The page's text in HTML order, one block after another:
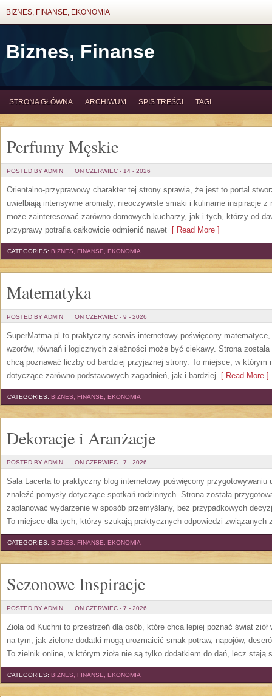
BIZNES, FINANSE, EKONOMIA
Biznes, Finanse
STRONA GŁÓWNA ARCHIWUM SPIS TREŚCI TAGI
Perfumy Męskie
POSTED BY ADMIN ON CZERWIEC - 14 - 2026
Orientalno-przyprawowy charakter tej strony sprawia, że jest to portal
uwielbiają intensywne aromaty, nieoczywiste smaki i kulinarne inspiracje
może zainteresować zarówno domowych kucharzy, jak i tych, którzy od
przyprawy potrafią całkowicie odmienić nawet [ Read More ]
CATEGORIES: BIZNES, FINANSE, EKONOMIA
Matematyka
POSTED BY ADMIN ON CZERWIEC - 9 - 2026
SuperMatma.pl to praktyczny serwis internetowy poświęcony
wzorów, równań i logicznych zależności może być ciekawy. Strona
chcą poznawać liczby od bardziej przyjaznej strony. To miejsce, w którym
dotyczące zarówno podstawowych zagadnień, jak i bardziej [ Read More ]
CATEGORIES: BIZNES, FINANSE, EKONOMIA
Dekoracje i Aranżacje
POSTED BY ADMIN ON CZERWIEC - 7 - 2026
Sala Lacerta to praktyczny blog internetowy poświęcony
znaleźć pomysły dotyczące spotkań rodzinnych. Strona została
zaplanować wydarzenie w sposób przemyślany, bez przypadkowych
To miejsce dla tych, którzy szukają praktycznych odpowiedzi związanych
CATEGORIES: BIZNES, FINANSE, EKONOMIA
Sezonowe Inspiracje
POSTED BY ADMIN ON CZERWIEC - 7 - 2026
Zioła od Kuchni to przestrzeń dla osób, które chcą lepiej poznać świat
na tym, jak zielone dodatki mogą urozmaicić smak potraw, napojów,
To zielnik online, w którym zioła nie są tylko dodatkiem do dań, lecz stają
CATEGORIES: BIZNES, FINANSE, EKONOMIA